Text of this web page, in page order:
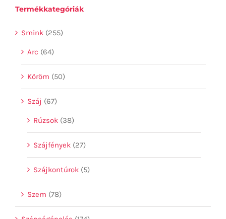
Termékkategóriák
Smink (255)
Arc (64)
Köröm (50)
Száj (67)
Rúzsok (38)
Szájfények (27)
Szájkontúrok (5)
Szem (78)